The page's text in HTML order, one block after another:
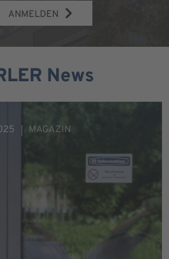
ANMELDEN
News
MAGAZIN